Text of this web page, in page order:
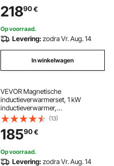
Zware industriële verhuisuitrusting,
Geel
21890€
Op voorraad.
Levering:zodra Vr. Aug. 14
In winkelwagen
VEVOR Magnetische
inductieverwarmerset, 1 kW
inductieverwarmer,
boutinductieverwarmer met 10
inductiespoelen, boutverwijderaar
voor inductieverwarmers voor het
verwijderen van bouten en moeren
(13)
18590€
Op voorraad.
Levering:zodra Vr. Aug. 14